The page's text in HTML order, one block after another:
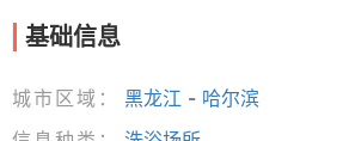
基础信息
城市区域： 黑龙江 - 哈尔滨